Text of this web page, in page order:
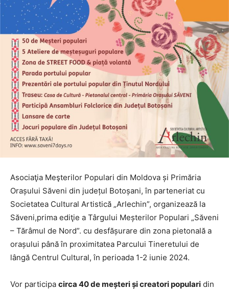
Asociaţia Meşterilor Populari din Moldova și Primăria
Orașului Săveni din județul Botoșani, în parteneriat cu
Societatea Cultural Artistică „Arlechin”, organizează la
Săveni,prima ediţie a Târgului Meșterilor Populari „Săveni
– Tărâmul de Nord”. cu desfășurare din zona pietonală a
orașului până în proximitatea Parcului Tineretului de
lângă Centrul Cultural, în perioada 1-2 iunie 2024.
Vor participa circa 40 de meșteri și creatori populari din